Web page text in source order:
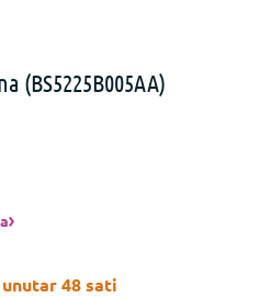
(BS5225B005AA)
48 sati